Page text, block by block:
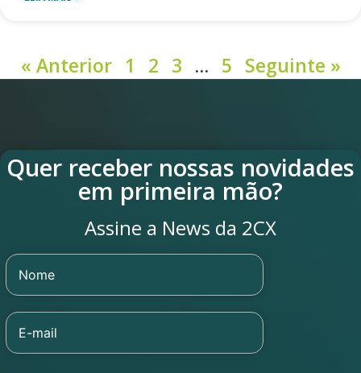
« Anterior 1 2 3 … 5 Seguinte »
Quer receber nossas novidades
em primeira mão?
Assine a News da 2CX